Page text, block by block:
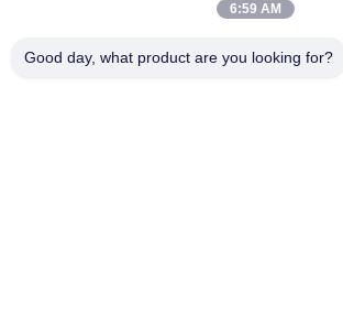
Gizlilik Politikası |
Site Haritası
6:59 AM
Good day, what product are you looking for?